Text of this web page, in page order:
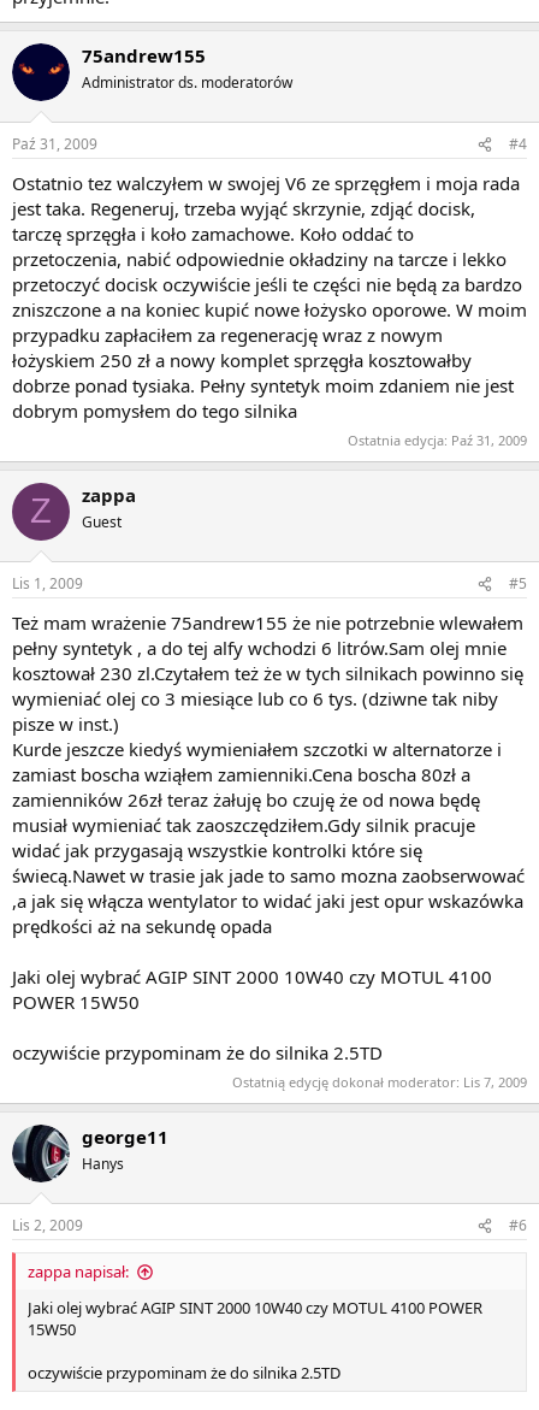
75andrew155
Administrator ds. moderatorów
Paź 31, 2009 #4
Ostatnio tez walczyłem w swojej V6 ze sprzęgłem i moja rada
jest taka. Regeneruj, trzeba wyjąć skrzynie, zdjąć docisk,
tarczę sprzęgła i koło zamachowe. Koło oddać to
przetoczenia, nabić odpowiednie okładziny na tarcze i lekko
przetoczyć docisk oczywiście jeśli te części nie będą za bardzo
zniszczone a na koniec kupić nowe łożysko oporowe. W moim
przypadku zapłaciłem za regenerację wraz z nowym
łożyskiem 250 zł a nowy komplet sprzęgła kosztowałby
dobrze ponad tysiaka. Pełny syntetyk moim zdaniem nie jest
dobrym pomysłem do tego silnika
Ostatnia edycja: Paź 31, 2009
Z zappa
Guest
Lis 1, 2009 #5
Też mam wrażenie 75andrew155 że nie potrzebnie wlewałem
pełny syntetyk , a do tej alfy wchodzi 6 litrów.Sam olej mnie
kosztował 230 zl.Czytałem też że w tych silnikach powinno się
wymieniać olej co 3 miesiące lub co 6 tys. (dziwne tak niby
pisze w inst.)
Kurde jeszcze kiedyś wymieniałem szczotki w alternatorze i
zamiast boscha wziąłem zamienniki.Cena boscha 80zł a
zamienników 26zł teraz żałuję bo czuję że od nowa będę
musiał wymieniać tak zaoszczędziłem.Gdy silnik pracuje
widać jak przygasają wszystkie kontrolki które się
świecą.Nawet w trasie jak jade to samo mozna zaobserwować
,a jak się włącza wentylator to widać jaki jest opur wskazówka
prędkości aż na sekundę opada
Jaki olej wybrać AGIP SINT 2000 10W40 czy MOTUL 4100
POWER 15W50
oczywiście przypominam że do silnika 2.5TD
Ostatnią edycję dokonał moderator: Lis 7, 2009
george11
Hanys
Lis 2, 2009 #6
zappa napisał:
Jaki olej wybrać AGIP SINT 2000 10W40 czy MOTUL 4100 POWER
15W50
oczywiście przypominam że do silnika 2.5TD